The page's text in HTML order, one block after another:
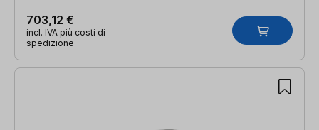
703,12 €
incl. IVA più costi di
spedizione